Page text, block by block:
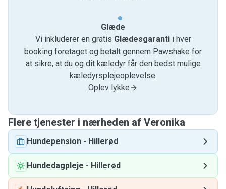
Glæde
Vi inkluderer en gratis Glædesgarantii hver
booking foretaget og betalt gennem Pawshake for
at sikre, at du og dit kæledyr får den bedst mulige
kæledyrsplejeoplevelse.
Oplev lykke
Flere tjenester i nærheden af ​​Veronika
Hundepension - Hillerød
Hundedagpleje - Hillerød